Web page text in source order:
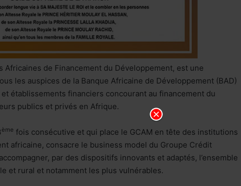
Africaines de Financement du Développement, est une
les auspices de la Banque Africaine de Développement (BAD)
établissements financiers concourant au financement du
publics et privés en Afrique.
ème fois consécutive et qui place le GCAM en tête des institutions
africaine, consacre le business model du Groupe Crédit
par des dispositifs innovants et adaptés, l’ensemble
et rural et notamment les plus vulnérables.